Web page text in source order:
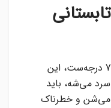
از بهار تا آخر تابستون که دما بالای 7 درجه‌ست، این
می‌شه، باید
و خطرناک